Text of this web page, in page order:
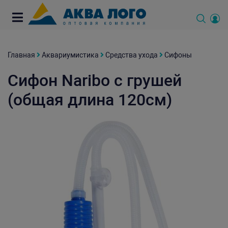
Главная Аквариумистика Средства ухода Сифоны
Сифон Naribo с грушей
(общая длина 120см)